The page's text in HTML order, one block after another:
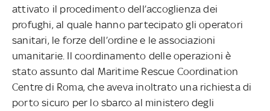
attivato il procedimento dell’accoglienza dei
profughi, al quale hanno partecipato gli operatori
sanitari, le forze dell’ordine e le associazioni
umanitarie. Il coordinamento delle operazioni è
stato assunto dal Maritime Rescue Coordination
Centre di Roma, che aveva inoltrato una richiesta di
porto sicuro per lo sbarco al ministero degli